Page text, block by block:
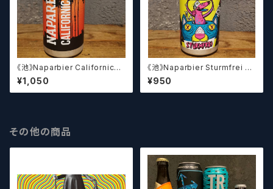
《池》Naparbier Californicati
on カリフォルニケーション
¥1,050
《池》Naparbier Sturmfrei シ
ュトゥルムフライ
¥950
その他の商品